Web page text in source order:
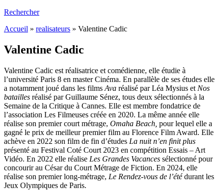
Rechercher
Accueil » realisateurs » Valentine Cadic
Valentine Cadic
Valentine Cadic est réalisatrice et comédienne, elle étudie à
l’université Paris 8 en master Cinéma. En parallèle de ses études elle
a notamment joué dans les films Ava réalisé par Léa Mysius et Nos
batailles réalisé par Guillaume Sénez, tous deux sélectionnés à la
Semaine de la Critique à Cannes. Elle est membre fondatrice de
l’association Les Filmeuses créée en 2020. La même année elle
réalise son premier court métrage, Omaha Beach, pour lequel elle a
gagné le prix de meilleur premier film au Florence Film Award. Elle
achève en 2022 son film de fin d’études La nuit n’en finit plus
présenté au Festival Coté Court 2023 en compétition Essais – Art
Vidéo. En 2022 elle réalise Les Grandes Vacances sélectionné pour
concourir au César du Court Métrage de Fiction. En 2024, elle
réalise son premier long-métrage, Le Rendez-vous de l’étédurant les
Jeux Olympiques de Paris.